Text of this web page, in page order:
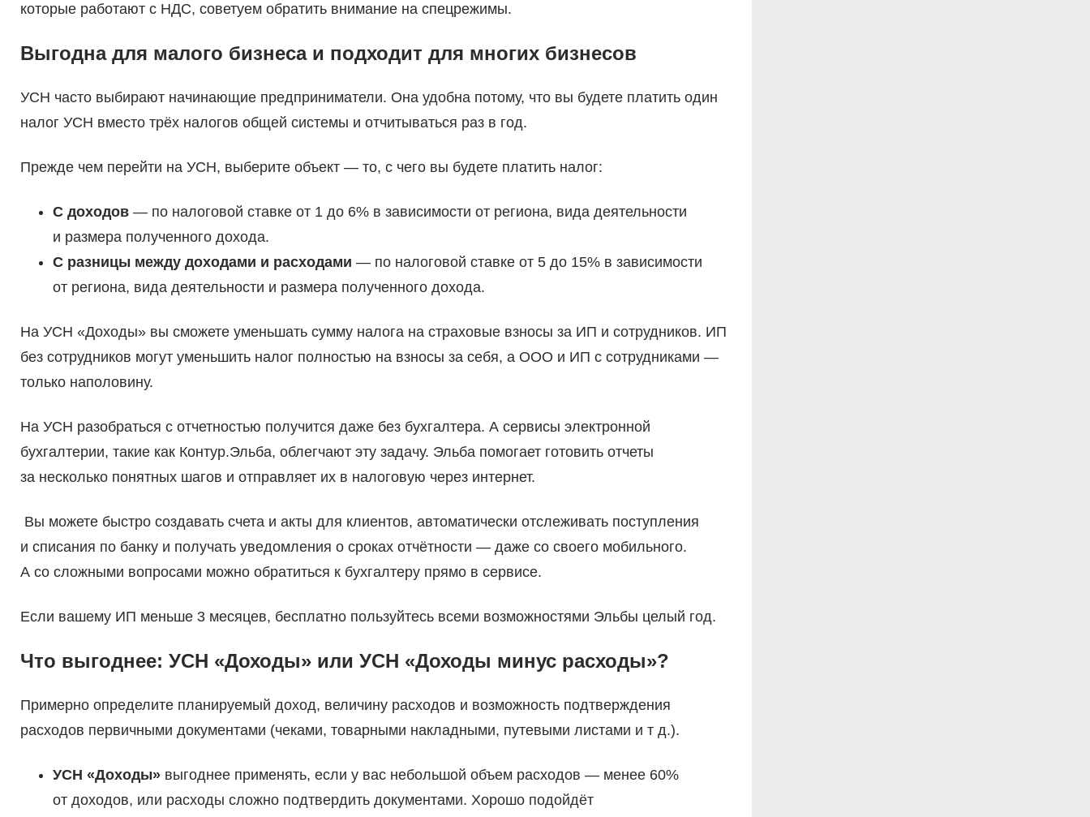
которые работают с НДС, советуем обратить внимание на спецрежимы.
Выгодна для малого бизнеса и подходит для многих бизнесов
УСН часто выбирают начинающие предприниматели. Она удобна потому, что вы будете платить один
налог УСН вместо трёх налогов общей системы и отчитываться раз в год.
Прежде чем перейти на УСН, выберите объект — то, с чего вы будете платить налог:
С доходов— по налоговой ставке от 1 до 6% в зависимости от региона, вида деятельности
и размера полученного дохода.
С разницы между доходами и расходами — по налоговой ставке от 5 до 15% в зависимости
от региона, вида деятельности и размера полученного дохода.
На УСН «Доходы» вы сможете уменьшать сумму налога на страховые взносы за ИП и сотрудников. ИП
без сотрудников могут уменьшить налог полностью на взносы за себя, а ООО и ИП с сотрудниками —
только наполовину.
На УСН разобраться с отчетностью получится даже без бухгалтера. А сервисы электронной
бухгалтерии, такие как Контур.Эльба, облегчают эту задачу. Эльба помогает готовить отчеты
за несколько понятных шагов и отправляет их в налоговую через интернет.
Вы можете быстро создавать счета и акты для клиентов, автоматически отслеживать поступления
и списания по банку и получать уведомления о сроках отчётности — даже со своего мобильного.
А со сложными вопросами можно обратиться к бухгалтеру прямо в сервисе.
Если вашему ИП меньше 3 месяцев, бесплатно пользуйтесь всеми возможностями Эльбы целый год.
Что выгоднее: УСН «Доходы» или УСН «Доходы минус расходы»?
Примерно определите планируемый доход, величину расходов и возможность подтверждения
расходов первичными документами (чеками, товарными накладными, путевыми листами и т д.).
УСН «Доходы» выгоднее применять, если у вас небольшой объем расходов — менее 60%
от доходов, или расходы сложно подтвердить документами. Хорошо подойдёт